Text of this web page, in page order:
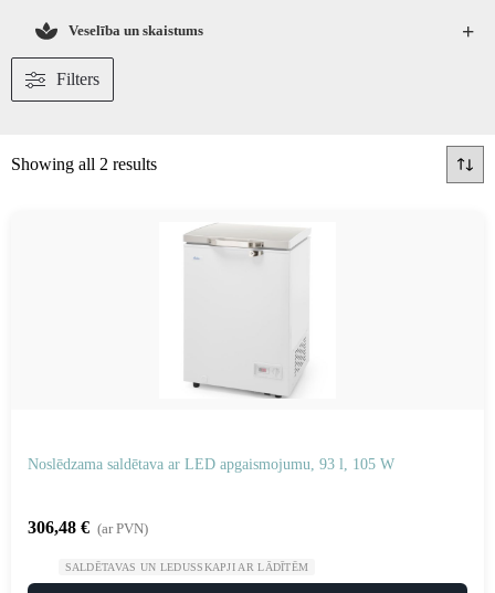
+
Veselība un skaistums
Filters
Showing all 2 results
Noslēdzama saldētava ar LED apgaismojumu, 93 l, 105 W
306,48 € (ar PVN)
SALDĒTAVAS UN LEDUSSKAPJI AR LĀDĪTĒM